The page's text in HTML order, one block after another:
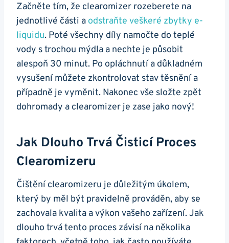
Začněte tím, že clearomizer rozeberete na
jednotlivé části a odstraňte veškeré zbytky e-
liquidu. Poté všechny díly namočte do teplé
vody s trochou mýdla a nechte je působit
alespoň 30 minut. Po opláchnutí a důkladném
vysušení můžete zkontrolovat stav těsnění a
případně je vyměnit. Nakonec vše složte zpět
dohromady a clearomizer je zase jako nový!
Jak Dlouho Trvá Čisticí Proces
Clearomizeru
Čištění clearomizeru je důležitým úkolem,
který by měl být pravidelně prováděn, aby se
zachovala kvalita a výkon vašeho zařízení. Jak
dlouho trvá tento proces závisí na několika